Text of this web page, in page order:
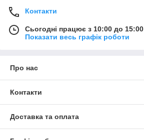
Контакти
Сьогодні працює з 10:00 до 15:00
Показати весь графік роботи
Про нас
Контакти
Доставка та оплата